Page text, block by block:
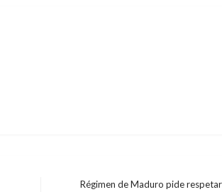
Régimen de Maduro pide